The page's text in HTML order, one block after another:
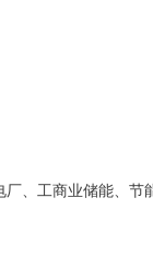
、工商业储能、节